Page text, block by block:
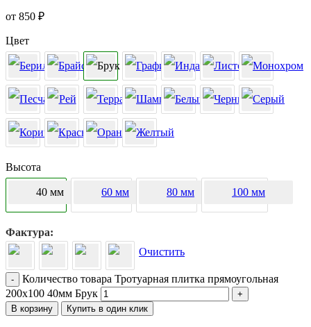
от 850 ₽
Цвет
Высота
40 мм 60 мм 80 мм 100 мм
Фактура
Очистить
-
Количество товара Тротуарная плитка прямоугольная
200х100 40мм Брук
+
В корзину
Купить в один клик